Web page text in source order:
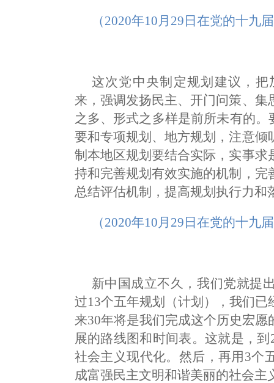
（2020年10月29日在党的十九
这次党中央制定规划建议，
来，强调发扬民主、开门问策、
之多、形式之多样是前所未有的
要和专项规划、地方规划，注意
制本地区规划要结合实际，实事
持和完善规划有效实施的机制，
总结评估机制，提高规划执行力和
（2020年10月29日在党的十九
新中国成立不久，我们党就提
过13个五年规划（计划），我们
来30年将是我们完成这个历史宏
展的路线图和时间表。这就是，
社会主义现代化。然后，再用3个
成富强民主文明和谐美丽的社会主